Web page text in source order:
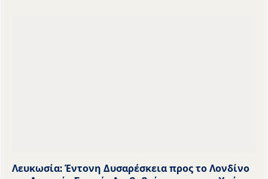
Λευκωσία: Έντονη Δυσαρέσκεια προς το Λονδίνο